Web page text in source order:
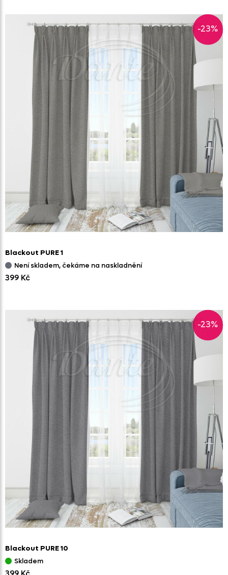
-23%
Blackout PURE 1
Není skladem, čekáme na naskladnění
399 Kč
-23%
Blackout PURE 10
Skladem